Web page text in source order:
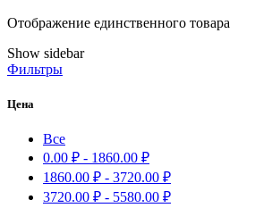
Отображение единственного товара
Show sidebar
Фильтры
Цена
Все
0.00 ₽ - 1860.00 ₽
1860.00 ₽ - 3720.00 ₽
3720.00 ₽ - 5580.00 ₽